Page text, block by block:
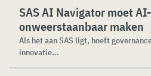
SAS AI Navigator moet
onweerstaanbaar maken
Als het aan SAS ligt, hoeft
innovatie...